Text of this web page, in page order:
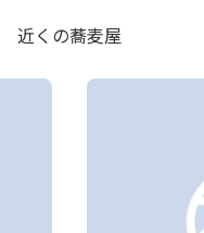
近くの蕎麦屋